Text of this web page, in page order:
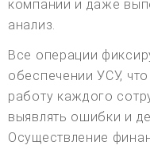
компании и даже
анализ.
Все операции
обеспечении УСУ,
работу каждого
выявлять ошибки и
Осуществление